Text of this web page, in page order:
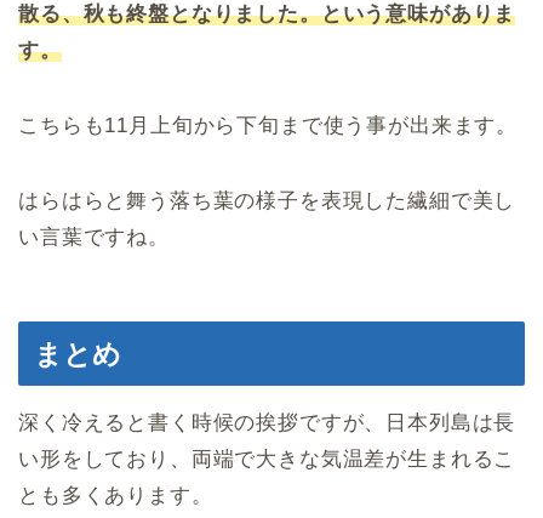
散る、秋も終盤となりました。という意味がありま
す。
こちらも11月上旬から下旬まで使う事が出来ます。
はらはらと舞う落ち葉の様子を表現した繊細で美し
い言葉ですね。
まとめ
深く冷えると書く時候の挨拶ですが、日本列島は長
い形をしており、両端で大きな気温差が生まれるこ
とも多くあります。